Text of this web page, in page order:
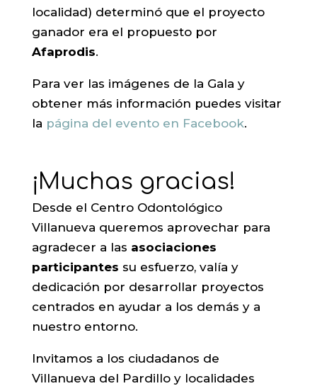
localidad) determinó que el proyecto
ganador era el propuesto por
Afaprodis.
Para ver las imágenes de la Gala y
obtener más información puedes visitar
la página del evento en Facebook.
¡Muchas gracias!
Desde el Centro Odontológico
Villanueva queremos aprovechar para
agradecer a las asociaciones
participantes su esfuerzo, valía y
dedicación por desarrollar proyectos
centrados en ayudar a los demás y a
nuestro entorno.
Invitamos a los ciudadanos de
Villanueva del Pardillo y localidades